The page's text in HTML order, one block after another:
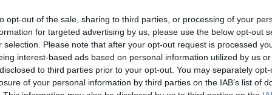
opt-out of the sale, sharing to third parties, or processing of your
for targeted advertising by us, please use the below opt-out
selection. Please note that after your opt-out request is processed
interest-based ads based on personal information utilized by us
to third parties prior to your opt-out. You may separately
of your personal information by third parties on the IAB’s list of
να πολιτευτώ, είμαι ηθοποιός - Εγώ